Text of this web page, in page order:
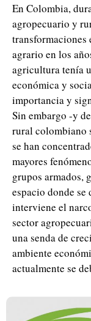
En Colombia,
agropecuario y
transformaciones
agrario en los
agricultura tenía
económica y
importancia y
Sin embargo -y
rural colombiano
se han
mayores
grupos armados,
espacio donde
interviene el
sector
una senda de
ambiente
actualmente se